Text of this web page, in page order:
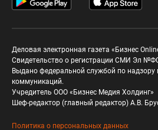
Деловая электронная газета «Бизнес
Свидетельство о регистрации СМИ Эл
Выдано федеральной службой по надзору
коммуникаций.
Учредитель ООО «Бизнес Медия Холдинг»
Шеф-редактор (главный редактор) А.В.
Политика о персональных данных